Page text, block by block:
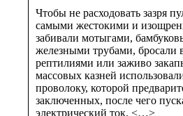
Чтобы не расходовать зазря
самыми жестокими и
забивали мотыгами,
железными трубами, бросали
рептилиями или заживо
массовых казней
проволоку, которой
заключенных, после чего
электрический ток. <…>